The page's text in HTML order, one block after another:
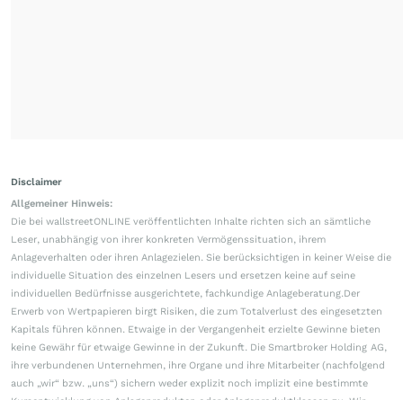
Disclaimer
Allgemeiner Hinweis:
Die bei wallstreetONLINE veröffentlichten Inhalte richten sich an sämtliche
Leser, unabhängig von ihrer konkreten Vermögenssituation, ihrem
Anlageverhalten oder ihren Anlagezielen. Sie berücksichtigen in keiner Weise die
individuelle Situation des einzelnen Lesers und ersetzen keine auf seine
individuellen Bedürfnisse ausgerichtete, fachkundige Anlageberatung.Der
Erwerb von Wertpapieren birgt Risiken, die zum Totalverlust des eingesetzten
Kapitals führen können. Etwaige in der Vergangenheit erzielte Gewinne bieten
keine Gewähr für etwaige Gewinne in der Zukunft. Die Smartbroker Holding AG,
ihre verbundenen Unternehmen, ihre Organe und ihre Mitarbeiter (nachfolgend
auch „wir“ bzw. „uns“) sichern weder explizit noch implizit eine bestimmte